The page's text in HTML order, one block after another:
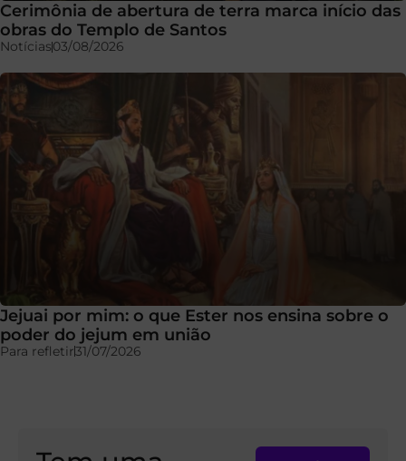
Cerimônia de abertura de terra marca início das
obras do Templo de Santos
Notícias03/08/2026
Jejuai por mim: o que Ester nos ensina sobre o
poder do jejum em união
Para refletir31/07/2026